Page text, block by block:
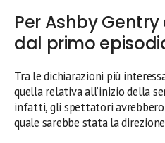
Per Ashby
dal primo
Tra le dichiarazioni più
quella relativa all’inizio della
infatti, gli spettatori
quale sarebbe stata la